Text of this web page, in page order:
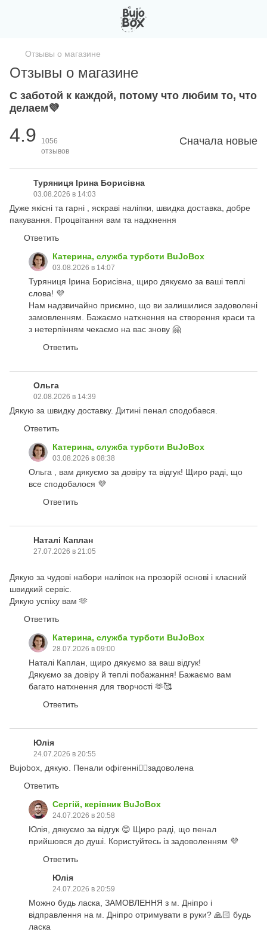
Отзывы о магазине
Отзывы о магазине
С заботой к каждой, потому что любим то, что
делаем💜
4.9
1056
отзывов
Сначала новые
Туряниця Ірина Борисівна
03.08.2026 в 14:03
Дуже якісні та гарні , яскраві наліпки, швидка доставка, добре
пакування. Процвітання вам та надхнення
Ответить
Катерина, служба турботи BuJoBox
03.08.2026 в 14:07
Туряниця Ірина Борисівна, щиро дякуємо за ваші теплі
слова! 💜
Нам надзвичайно приємно, що ви залишилися задоволені
замовленням. Бажаємо натхнення на створення краси та
з нетерпінням чекаємо на вас знову 🤗
Ответить
Ольга
02.08.2026 в 14:39
Дякую за швидку доставку. Дитині пенал сподобався.
Ответить
Катерина, служба турботи BuJoBox
03.08.2026 в 08:38
Ольга , вам дякуємо за довіру та відгук! Щиро раді, що
все сподобалося 💜
Ответить
Наталі Каплан
27.07.2026 в 21:05
Дякую за чудові набори наліпок на прозорій основі і класний
швидкий сервіс.
Дякую успіху вам 🫶
Ответить
Катерина, служба турботи BuJoBox
28.07.2026 в 09:00
Наталі Каплан, щиро дякуємо за ваш відгук!
Дякуємо за довіру й теплі побажання! Бажаємо вам
багато натхнення для творчості 🫶🥰
Ответить
Юлія
24.07.2026 в 20:55
Bujobox, дякую. Пенали офігенні👍🏻задоволена
Ответить
Сергій, керівник BuJoBox
24.07.2026 в 20:58
Юлія, дякуємо за відгук 😊 Щиро раді, що пенал
прийшовся до душі. Користуйтесь із задоволенням 💜
Ответить
Юлія
24.07.2026 в 20:59
Можно будь ласка, ЗАМОВЛЕННЯ з м. Дніпро і
відправлення на м. Дніпро отримувати в руки? 🙏🏻 будь
ласка